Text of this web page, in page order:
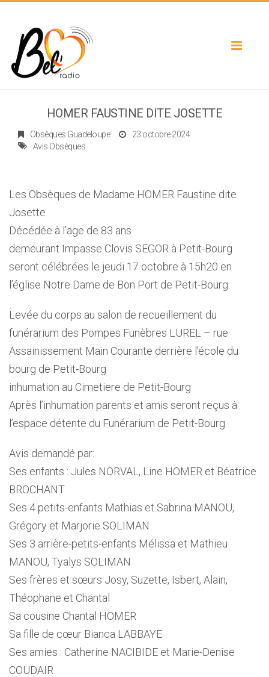
Toggle
HOMER FAUSTINE DITE JOSETTE
Obsèques Guadeloupe
23 octobre 2024
Avis Obsèques
Les Obsèques de Madame HOMER Faustine dite
Josette
Décédée à l’age de 83 ans
demeurant Impasse Clovis SEGOR à Petit-Bourg
seront célébrées le jeudi 17 octobre à 15h20 en
l’église Notre Dame de Bon Port de Petit-Bourg.
Levée du corps au salon de recueillement du
funérarium des Pompes Funèbres LUREL – rue
Assainissement Main Courante derrière l’école du
bourg de Petit-Bourg
inhumation au Cimetiere de Petit-Bourg
Après l’inhumation parents et amis seront reçus à
l’espace détente du Funérarium de Petit-Bourg.
Avis demandé par:
Ses enfants : Jules NORVAL, Line HOMER et Béatrice
BROCHANT
Ses 4 petits-enfants Mathias et Sabrina MANOU,
Grégory et Marjorie SOLIMAN
Ses 3 arrière-petits-enfants Mélissa et Mathieu
MANOU, Tyalys SOLIMAN
Ses frères et sœurs Josy, Suzette, Isbert, Alain,
Théophane et Chantal
Sa cousine Chantal HOMER
Sa fille de cœur Bianca LABBAYE
Ses amies : Catherine NACIBIDE et Marie-Denise
COUDAIR